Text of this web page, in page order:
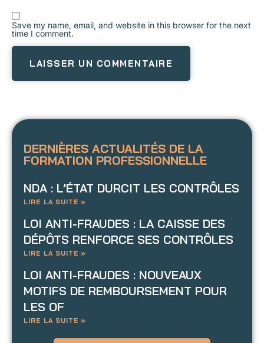
Save my name, email, and website in this browser for the next
time I comment.
DERNIÈRES ACTUALITÉS DE LA
FORMATION PROFESSIONNELLE
NDA : L’ÉTAT DURCIT LES CONTRÔLES
LIRE LA SUITE »
LOI ANTI-FRAUDES : LA CAISSE DES
DÉPÔTS RENFORCE SES CONTRÔLES
LIRE LA SUITE »
LOI ANTI-FRAUDES : NOUVEAUX
MOTIFS DE REMBOURSEMENT POUR
LES OF
LIRE LA SUITE »